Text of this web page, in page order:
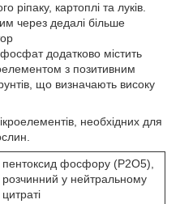
ріпаку, картоплі та луків.
через дедалі більше
додатково містить
з позитивним
що визначають високу
необхідних для
пентоксид фосфору (P2O5),
розчинний у нейтральному
цитраті